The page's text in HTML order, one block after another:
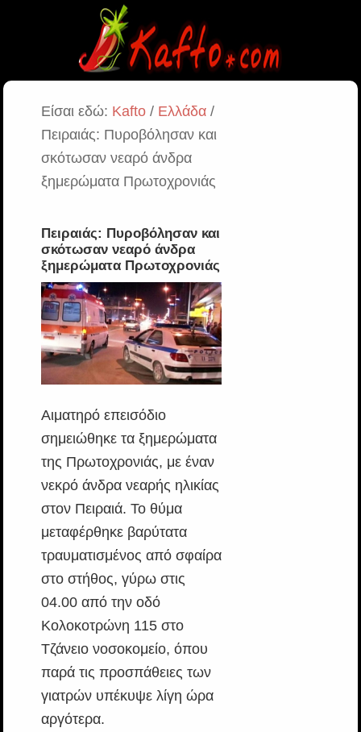
Είσαι εδώ: Kafto/ Ελλάδα/
Πειραιάς: Πυροβόλησαν και
σκότωσαν νεαρό άνδρα
ξημερώματα Πρωτοχρονιάς
Πειραιάς: Πυροβόλησαν και
σκότωσαν νεαρό άνδρα
ξημερώματα Πρωτοχρονιάς
Αιματηρό επεισόδιο
σημειώθηκε τα ξημερώματα
της Πρωτοχρονιάς, με έναν
νεκρό άνδρα νεαρής ηλικίας
στον Πειραιά. Το θύμα
μεταφέρθηκε βαρύτατα
τραυματισμένος από σφαίρα
στο στήθος, γύρω στις
04.00 από την οδό
Κολοκοτρώνη 115 στο
Τζάνειο νοσοκομείο, όπου
παρά τις προσπάθειες των
γιατρών υπέκυψε λίγη ώρα
αργότερα.